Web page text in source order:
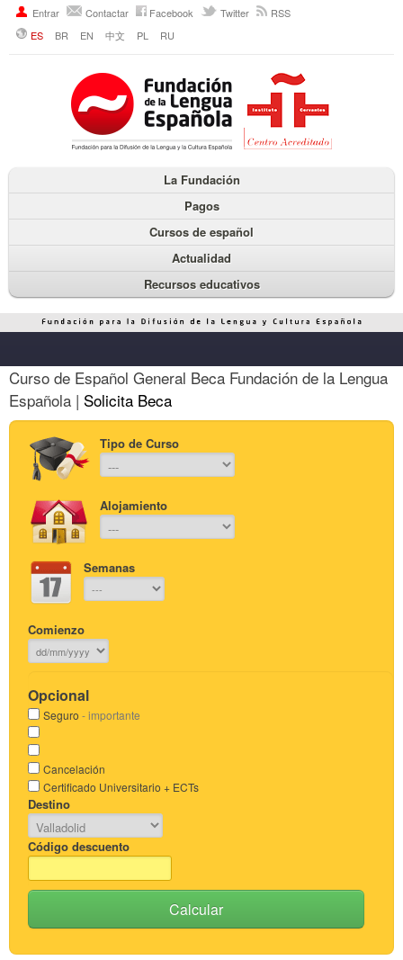
Entrar Contactar Facebook Twitter
RSS
ES
BR EN 中文 PL RU
La Fundación
Pagos
Cursos de español
Actualidad
Recursos educativos
Curso de Español General Beca Fundación de la Lengua
Española | Solicita Beca
Tipo de Curso
Alojamiento
Semanas
Comienzo
Opcional
Seguro - importante
Cancelación
Certificado Universitario + ECTs
Destino
Código descuento
Calcular